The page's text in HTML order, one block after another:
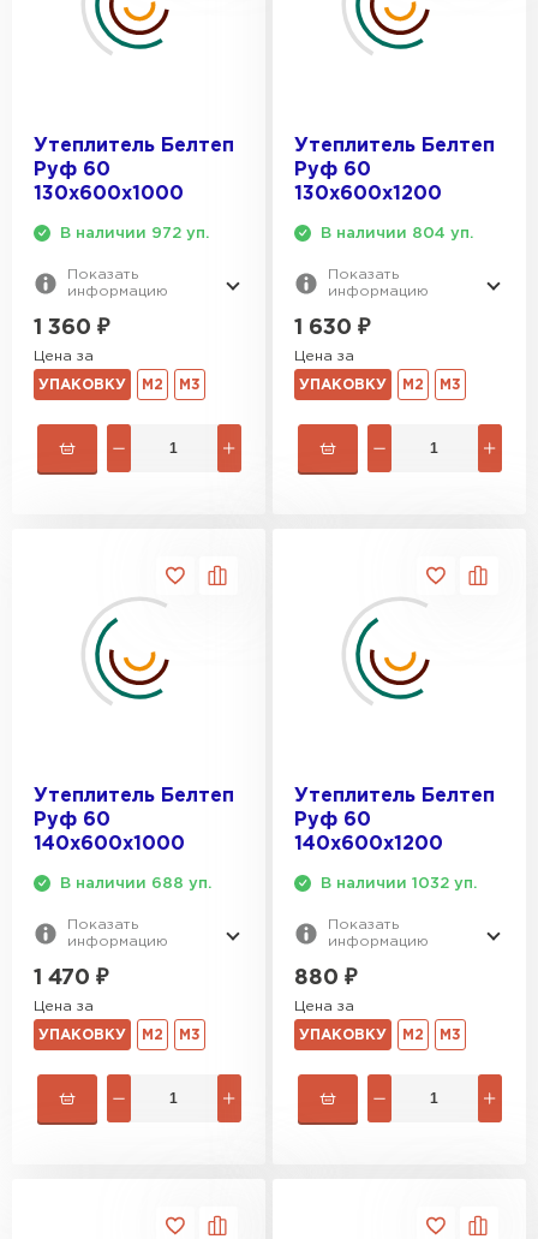
Утеплитель Белтеп
Руф 60
130х600х1000
В наличии 972 уп.
Показать
информацию
1 360 ₽
Цена за
УПАКОВКУ М2 М3
Утеплитель Белтеп
Руф 60
130х600х1200
В наличии 804 уп.
Показать
информацию
1 630 ₽
Цена за
УПАКОВКУ М2 М3
Утеплитель Белтеп
Руф 60
140х600х1000
В наличии 688 уп.
Показать
информацию
1 470 ₽
Цена за
УПАКОВКУ М2 М3
Утеплитель Белтеп
Руф 60
140х600х1200
В наличии 1032 уп.
Показать
информацию
880 ₽
Цена за
УПАКОВКУ М2 М3